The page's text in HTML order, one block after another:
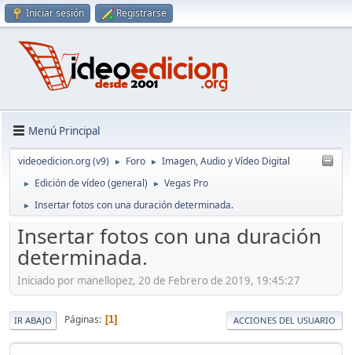
Iniciar sesión Registrarse
Menú Principal
videoedicion.org (v9) ► Foro ► Imagen, Audio y Vídeo Digital
► Edición de vídeo (general) ► Vegas Pro
► Insertar fotos con una duración determinada.
Insertar fotos con una duración
determinada.
Iniciado por manellopez, 20 de Febrero de 2019, 19:45:27
IR ABAJO Páginas 1 ACCIONES DEL USUARIO